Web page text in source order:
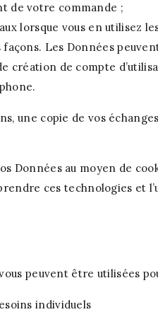
de votre commande ;
lorsque vous en utilisez
Les Données
création de compte
une copie de vos
Données au moyen de
ces technologies et
peuvent être utilisées
individuels